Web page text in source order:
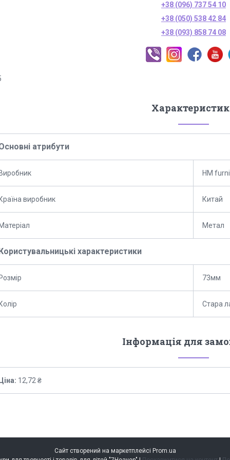
+38 (096) 737 54 10
+38 (050) 538 42 84
+38 (093) 858 74 08
атрибути
HM
виробник Китай
Метал
характеристики
73мм
Стара
Інформація для
12,72 ₴
Сайт створений на маркетплейсі Prom.ua